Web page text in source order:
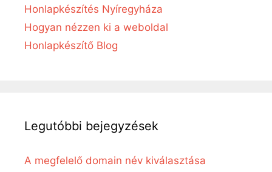
Honlapkészítés Nyíregyháza
Hogyan nézzen ki a weboldal
Honlapkészítő Blog
Legutóbbi bejegyzések
A megfelelő domain név kiválasztása